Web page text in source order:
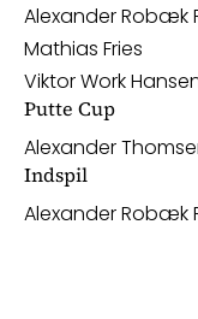
Alexander Robæk
Mathias Fries
Viktor Work
Putte Cup
Alexander
Indspil
Alexander Robæk